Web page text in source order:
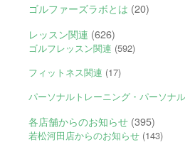
ゴルファーズラボとは (20)
レッスン関連 (626)
ゴルフレッスン関連 (592)
フィットネス関連 (17)
パーソナルトレーニング・パーソナ
各店舗からのお知らせ(395)
若松河田店からのお知らせ(143)